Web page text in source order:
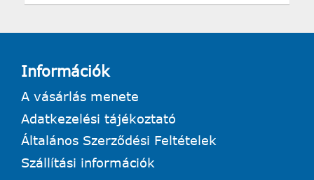
Információk
A vásárlás menete
Adatkezelési tájékoztató
Általános Szerződési Feltételek
Szállítási információk